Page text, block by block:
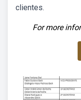
clientes.
For more